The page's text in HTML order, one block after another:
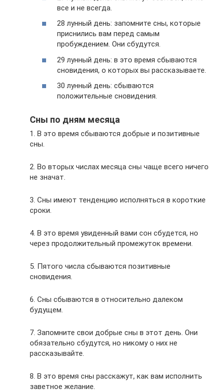
все и не всегда.
28 лунный день: запомните сны, которые
приснились вам перед самым
пробуждением. Они сбудутся.
29 лунный день: в это время сбываются
сновидения, о которых вы рассказываете.
30 лунный день: сбываются
положительные сновидения.
Сны по дням месяца
1. В это время сбываются добрые и позитивные
сны.
2. Во вторых числах месяца сны чаще всего ничего
не значат.
3. Сны имеют тенденцию исполняться в короткие
сроки.
4. В это время увиденный вами сон сбудется, но
через продолжительный промежуток времени.
5. Пятого числа сбываются позитивные
сновидения.
6. Сны сбываются в относительно далеком
будущем.
7. Запомните свои добрые сны в этот день. Они
обязательно сбудутся, но никому о них не
рассказывайте.
8. В это время сны расскажут, как вам исполнить
заветное желание.